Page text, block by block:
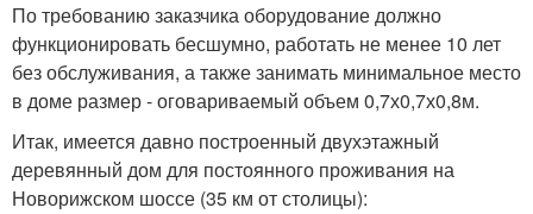
По требованию заказчика оборудование должно
функционировать бесшумно, работать не менее 10 лет
без обслуживания, а также занимать минимальное место
в доме размер - оговариваемый объем 0,7х0,7х0,8м.
Итак, имеется давно построенный двухэтажный
деревянный дом для постоянного проживания на
Новорижском шоссе (35 км от столицы):